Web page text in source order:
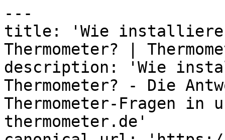
---
title: 'Wie installiere
Thermometer? |
description: 'Wie
Thermometer? - Die
Thermometer-Fragen in
thermometer.de'